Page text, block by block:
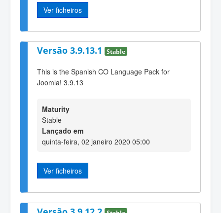
Ver ficheiros
Versão 3.9.13.1 Stable
This is the Spanish CO Language Pack for
Joomla! 3.9.13
Maturity
Stable
Lançado em
quinta-feira, 02 janeiro 2020 05:00
Ver ficheiros